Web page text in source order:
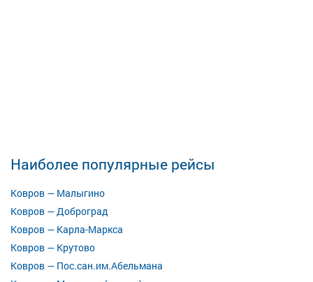
Наиболее популярные рейсы
Ковров — Малыгино
Ковров — Доброград
Ковров — Карла-Маркса
Ковров — Крутово
Ковров — Пос.сан.им.Абельмана